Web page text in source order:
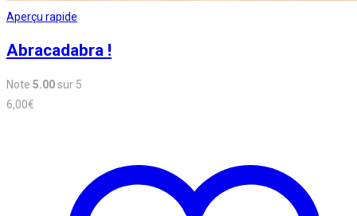
Aperçu rapide
Abracadabra !
Note 5.00sur 5
6,00€